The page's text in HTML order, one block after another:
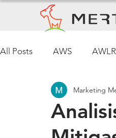
All Posts AWS AWLR
Pemantauan Cuaca
Marketing